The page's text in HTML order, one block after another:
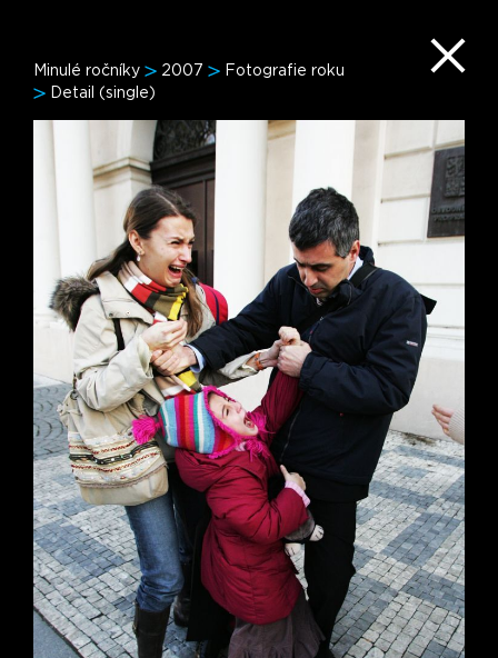
Minulé ročníky 2007
Fotografie roku
Detail (single)